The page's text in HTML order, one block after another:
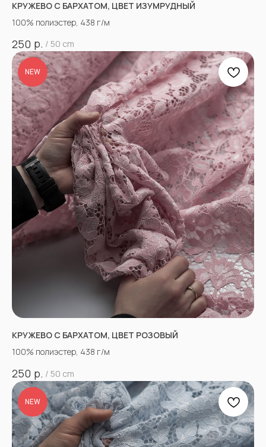
КРУЖЕВО С БАРХАТОМ, ЦВЕТ ИЗУМРУДНЫЙ
100% полиэстер, 438 г/м
250 р. / 50 cm
NEW
КРУЖЕВО С БАРХАТОМ, ЦВЕТ РОЗОВЫЙ
100% полиэстер, 438 г/м
250 р. / 50 cm
NEW